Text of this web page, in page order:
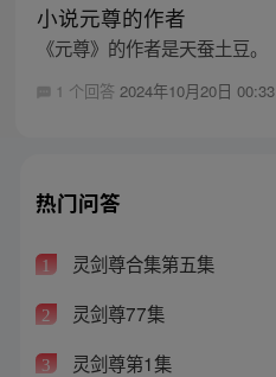
小说元尊的作者
《元尊》的作者是天蚕土豆。
1 个回答 2024年10月20日 00:33
热门问答
1 灵剑尊合集第五集
2 灵剑尊77集
3 灵剑尊第1集